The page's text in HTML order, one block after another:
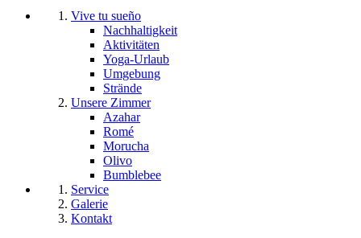
Vive tu sueño
Nachhaltigkeit
Aktivitäten
Yoga-Urlaub
Umgebung
Strände
Unsere Zimmer
Azahar
Romé
Morucha
Olivo
Bumblebee
Service
Galerie
Kontakt